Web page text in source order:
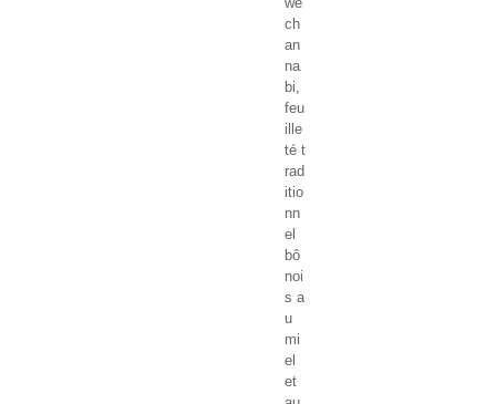
ch
an
na
bi,
feu
ille
té t
rad
itio
nn
el
bô
noi
s a
u
mi
el
et